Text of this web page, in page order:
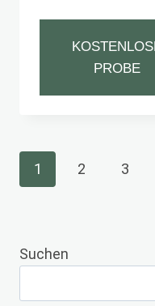
PROBE
1 2 3
Suchen